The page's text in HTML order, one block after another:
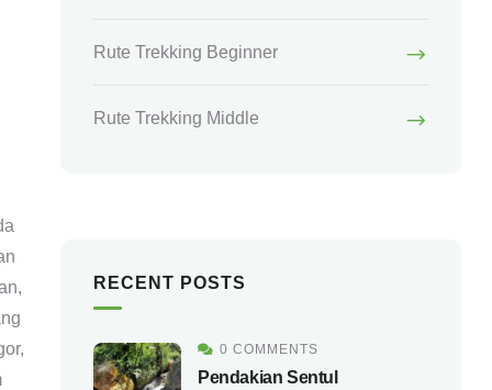
Rute Trekking Beginner
Rute Trekking Middle
RECENT POSTS
0 COMMENTS
Pendakian Sentul